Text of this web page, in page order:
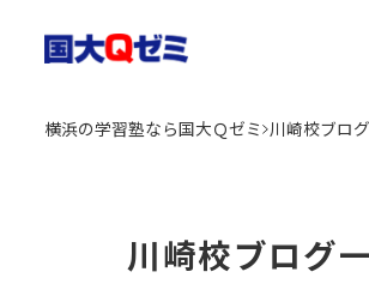
横浜の学習塾なら国大Ｑゼミ 川崎校ブロ
川崎校ブログ